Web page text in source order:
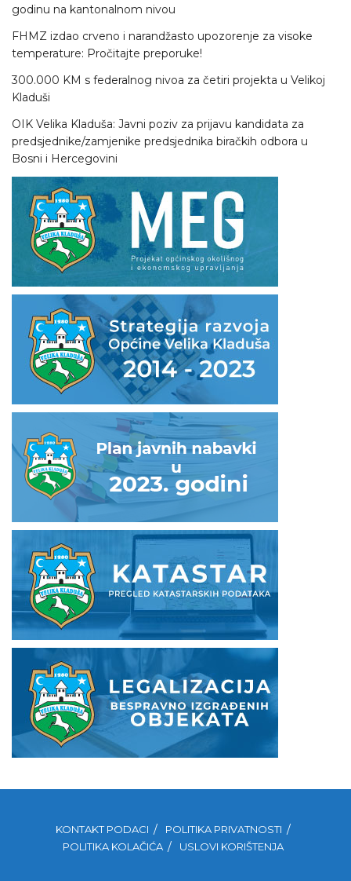
godinu na kantonalnom nivou
FHMZ izdao crveno i narandžasto upozorenje za visoke
temperature: Pročitajte preporuke!
300.000 KM s federalnog nivoa za četiri projekta u Velikoj
Kladuši
OIK Velika Kladuša: Javni poziv za prijavu kandidata za
predsjednike/zamjenike predsjednika biračkih odbora u
Bosni i Hercegovini
KONTAKT PODACI
POLITIKA PRIVATNOSTI
POLITIKA KOLAČIĆA
USLOVI KORIŠTENJA